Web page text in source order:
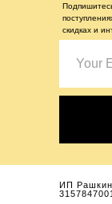
скидках и
ИП